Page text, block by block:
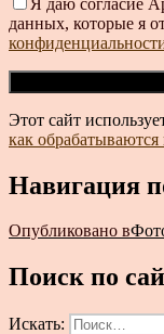
данных, которые я
Этот сайт
как
Навигация
Опубликовано в
Поиск по
Искать: